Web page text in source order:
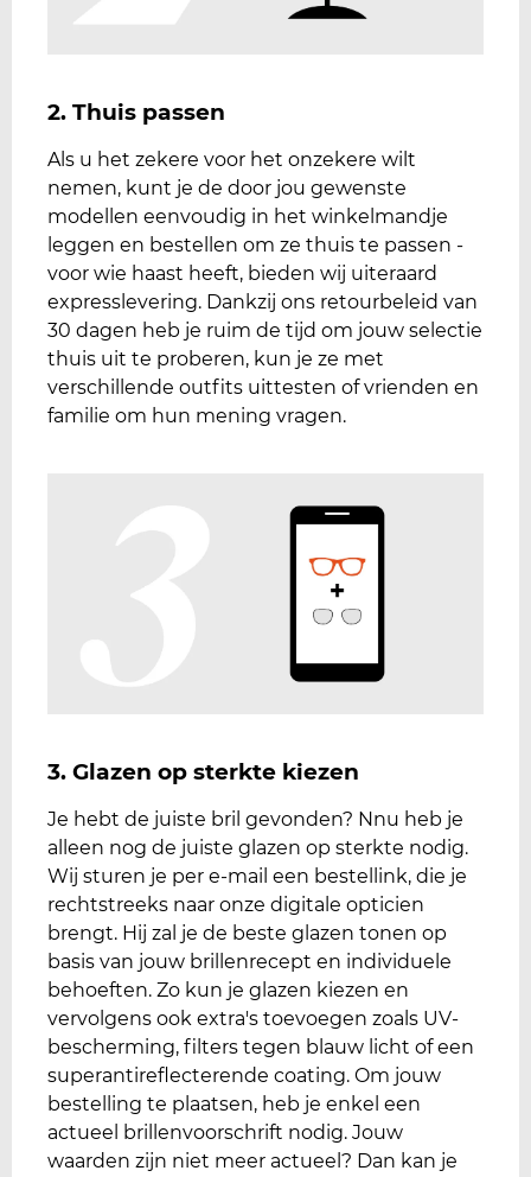
2. Thuis passen
Als u het zekere voor het onzekere wilt
nemen, kunt je de door jou gewenste
modellen eenvoudig in het winkelmandje
leggen en bestellen om ze thuis te passen -
voor wie haast heeft, bieden wij uiteraard
expresslevering. Dankzij ons retourbeleid van
30 dagen heb je ruim de tijd om jouw selectie
thuis uit te proberen, kun je ze met
verschillende outfits uittesten of vrienden en
familie om hun mening vragen.
3. Glazen op sterkte kiezen
Je hebt de juiste bril gevonden? Nnu heb je
alleen nog de juiste glazen op sterkte nodig.
Wij sturen je per e-mail een bestellink, die je
rechtstreeks naar onze digitale opticien
brengt. Hij zal je de beste glazen tonen op
basis van jouw brillenrecept en individuele
behoeften. Zo kun je glazen kiezen en
vervolgens ook extra's toevoegen zoals UV-
bescherming, filters tegen blauw licht of een
superantireflecterende coating. Om jouw
bestelling te plaatsen, heb je enkel een
actueel brillenvoorschrift nodig. Jouw
waarden zijn niet meer actueel? Dan kan je